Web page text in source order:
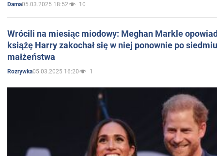
Dama05.03.2025 18:52 10
Wrócili na miesiąc miodowy: Meghan Markle
książę Harry zakochał się w niej ponownie po
małżeństwa
Rozrywka05.03.2025 16:20 1